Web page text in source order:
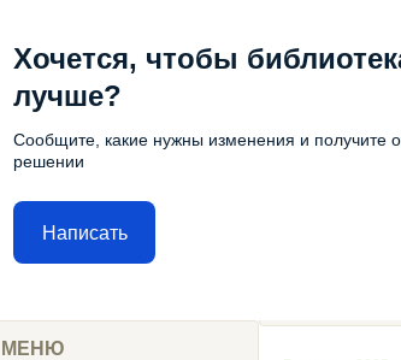
Хочется, чтобы
лучше?
Сообщите, какие нужны изменения и получите
решении
Написать
МЕНЮ